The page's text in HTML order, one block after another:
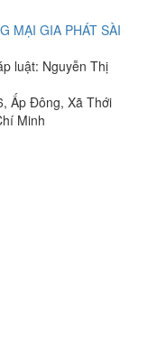
MẠI GIA PHÁT SÀI
luật: Nguyễn Thị
Ấp Đông, Xã Thới
Minh